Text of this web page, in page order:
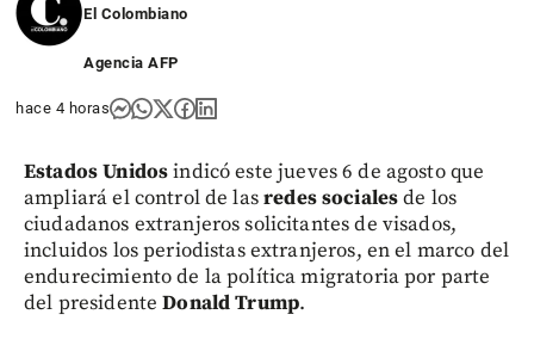
El Colombiano
Agencia AFP
hace 4 horas
Estados Unidosindicó este jueves 6 de agosto que
ampliará el control de lasredes socialesde los
ciudadanos extranjeros solicitantes de visados,
incluidos los periodistas extranjeros, en el marco del
endurecimiento de la política migratoria por parte
del presidenteDonald Trump.